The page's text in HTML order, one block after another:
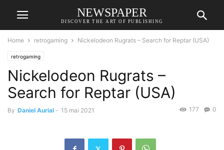
NEWSPAPER
DISCOVER THE ART OF PUBLISHING
Home retrogaming Nickelodeon Rugrats – Search for Reptar (USA)
retrogaming
Nickelodeon Rugrats –
Search for Reptar (USA)
By Daniel Aurial - 15 mai 2021 0
177